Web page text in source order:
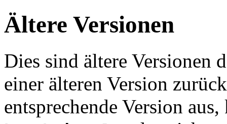
Ältere Versionen
Dies sind ältere Versionen
einer älteren Version
entsprechende Version